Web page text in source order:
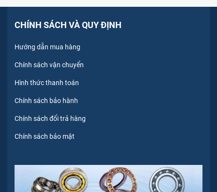
CHÍNH SÁCH VÀ QUY ĐỊNH
Hướng dẫn mua hàng
Chính sách vận chuyển
Hình thức thanh toán
Chính sách bảo hành
Chính sách đổi trả hàng
Chính sách bảo mật